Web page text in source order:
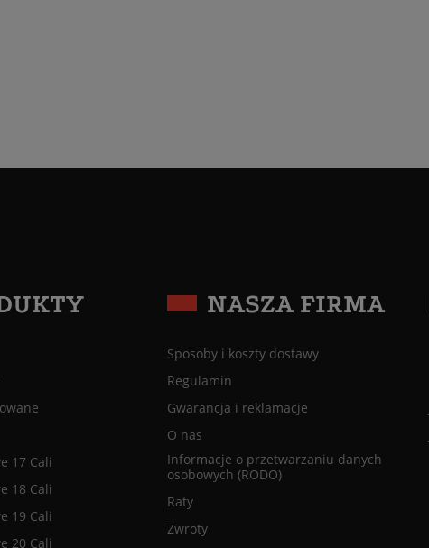
17 Cali
18 Cali
19 Cali
20 Cali
NASZA FIRMA
Sposoby i koszty dostawy
Regulamin
Gwarancja i reklamacje
O nas
Informacje o przetwarzaniu danych
osobowych (RODO)
Raty
Zwroty